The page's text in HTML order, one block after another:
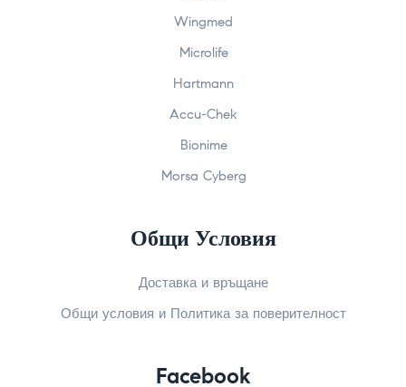
Wingmed
Microlife
Hartmann
Accu-Chek
Bionime
Morsa Cyberg
Общи Условия
Доставка и връщане
Общи условия и Политика за поверителност
Facebook